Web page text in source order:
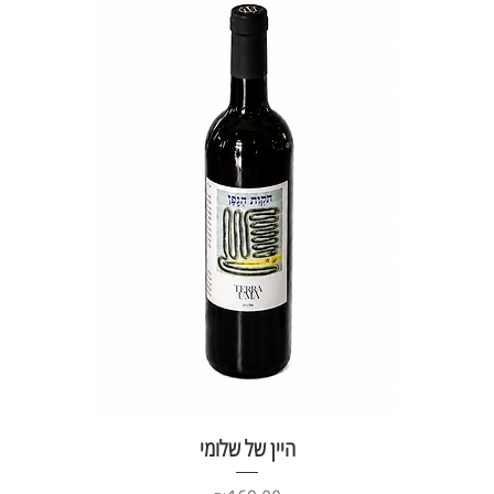
היין של שלומי